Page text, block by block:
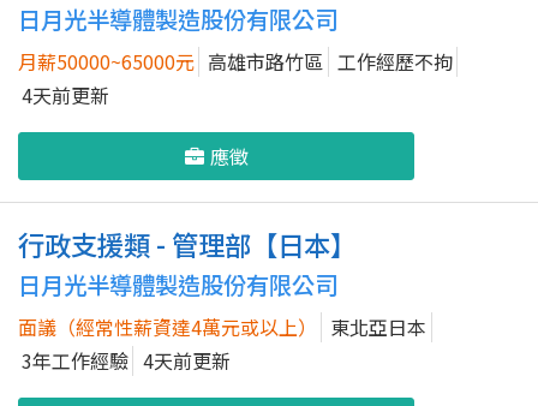
日月光半導體製造股份有限公司
月薪50000~65000元 高雄市路竹區 工作經歷不拘
4天前更新
應徵
行政支援類 - 管理部【日本】
日月光半導體製造股份有限公司
面議（經常性薪資達4萬元或以上）
東北亞日本
3年工作經驗 4天前更新